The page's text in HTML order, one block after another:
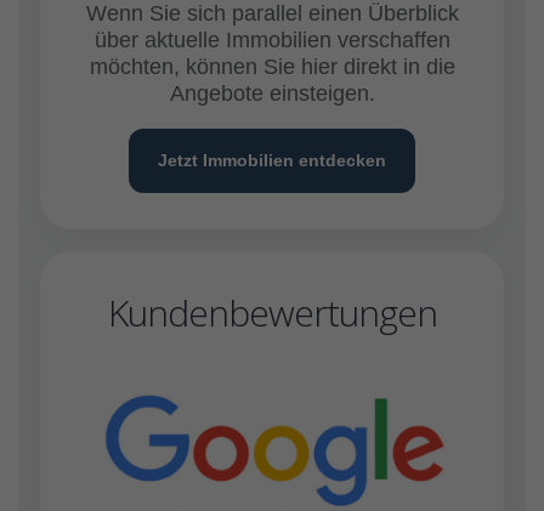
Wenn Sie sich parallel einen Überblick
über aktuelle Immobilien verschaffen
möchten, können Sie hier direkt in die
Angebote einsteigen.
Jetzt Immobilien entdecken
Kundenbewertungen